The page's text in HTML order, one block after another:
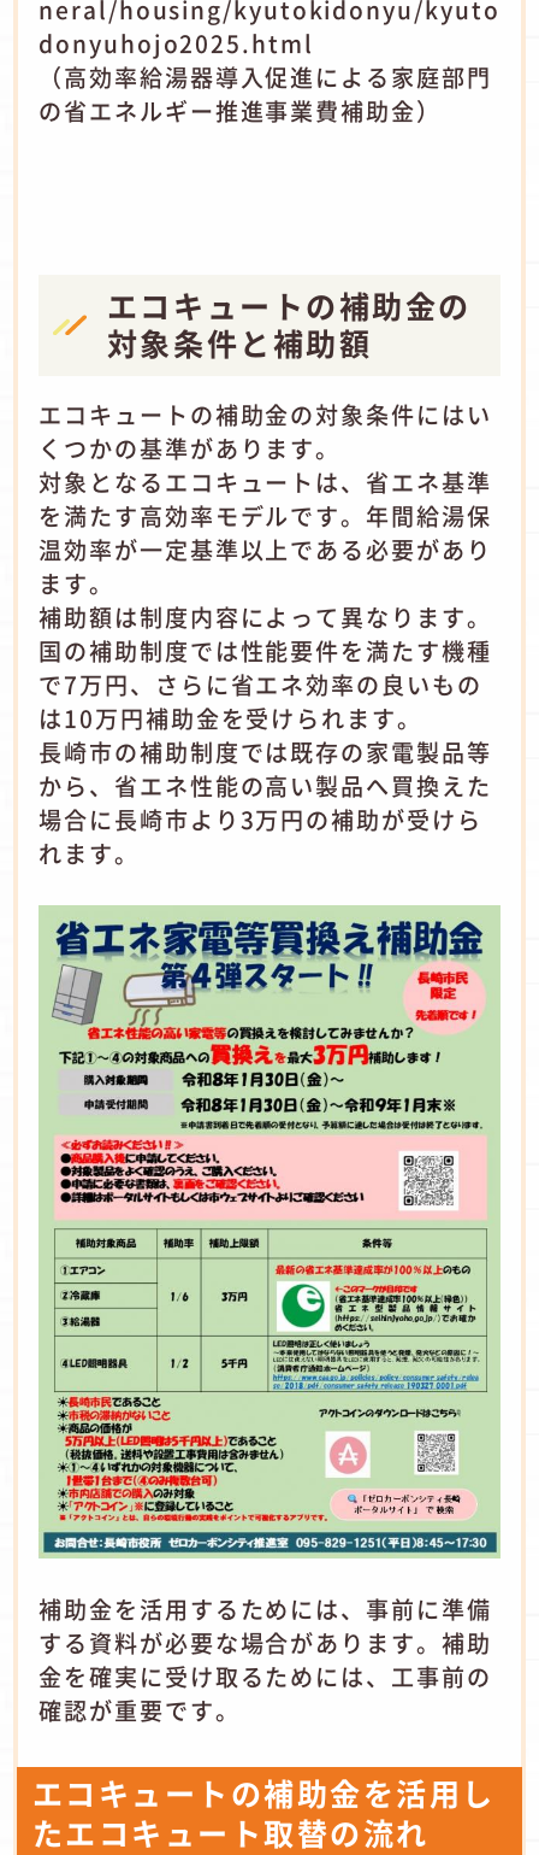
neral/housing/kyutokidonyu/kyuto
donyuhojo2025.html
（高効率給湯器導入促進による家庭部門
の省エネルギー推進事業費補助金）
エコキュートの補助金の
対象条件と補助額
エコキュートの補助金の対象条件にはい
くつかの基準があります。
対象となるエコキュートは、省エネ基準
を満たす高効率モデルです。年間給湯保
温効率が一定基準以上である必要があり
ます。
補助額は制度内容によって異なります。
国の補助制度では性能要件を満たす機種
で7万円、さらに省エネ効率の良いもの
は10万円補助金を受けられます。
長崎市の補助制度では既存の家電製品等
から、省エネ性能の高い製品へ買換えた
場合に長崎市より3万円の補助が受けら
れます。
補助金を活用するためには、事前に準備
する資料が必要な場合があります。補助
金を確実に受け取るためには、工事前の
確認が重要です。
エコキュートの補助金を活用し
たエコキュート取替の流れ